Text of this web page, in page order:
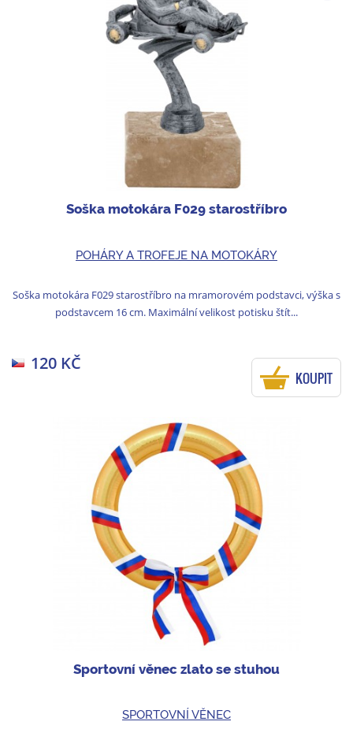
Soška motokára F029 starostříbro
POHÁRY A TROFEJE NA MOTOKÁRY
Soška motokára F029 starostříbro na mramorovém podstavci, výška s
podstavcem 16 cm. Maximální velikost potisku štít...
120 KČ
KOUPIT
Sportovní věnec zlato se stuhou
SPORTOVNÍ VĚNEC